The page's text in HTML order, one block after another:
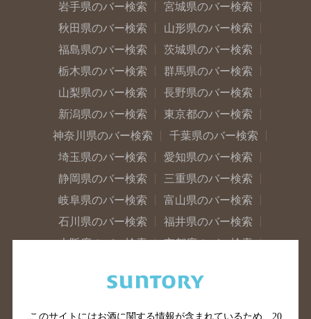
岩手県のバー検索
宮城県のバー検索
秋田県のバー検索
山形県のバー検索
福島県のバー検索
茨城県のバー検索
栃木県のバー検索
群馬県のバー検索
山梨県のバー検索
長野県のバー検索
新潟県のバー検索
東京都のバー検索
神奈川県のバー検索
千葉県のバー検索
埼玉県のバー検索
愛知県のバー検索
静岡県のバー検索
三重県のバー検索
岐阜県のバー検索
富山県のバー検索
石川県のバー検索
福井県のバー検索
大阪府のバー検索
京都府のバー検索
滋賀県のバー検索
和歌山県のバー検索
このサイトにはお酒に関する情報が含まれているため、 20